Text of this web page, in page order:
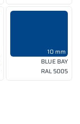
10 mm
BLUE BAY
RAL 5005